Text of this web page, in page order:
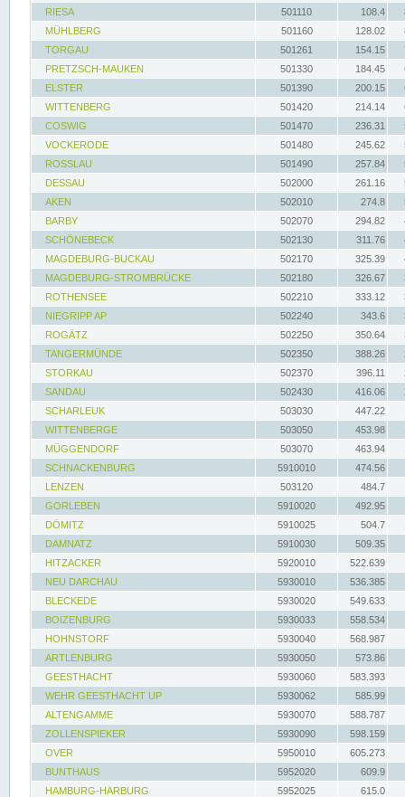
RIESA
501110 108.4
MÜHLBERG
501160 128.02
TORGAU
501261 154.15
PRETZSCH-MAUKEN
501330 184.45
ELSTER
501390 200.15
WITTENBERG
501420 214.14
COSWIG
501470 236.31
VOCKERODE
501480 245.62
ROSSLAU
501490 257.84
DESSAU
502000 261.16
AKEN
502010 274.8
BARBY
502070 294.82
SCHÖNEBECK
502130 311.76
MAGDEBURG-BUCKAU
502170 325.39
MAGDEBURG-STROMBRÜCKE
502180 326.67
ROTHENSEE
502210 333.12
NIEGRIPP AP
502240 343.6
ROGÄTZ
502250 350.64
TANGERMÜNDE
502350 388.26
STORKAU
502370 396.11
SANDAU
502430 416.06
SCHARLEUK
503030 447.22
WITTENBERGE
503050 453.98
MÜGGENDORF
503070 463.94
SCHNACKENBURG
5910010 474.56
LENZEN
503120
484.7
GORLEBEN
5910020
492.95
DÖMITZ
5910025 504.7
DAMNATZ
5910030
509.35
HITZACKER
5920010
522.639
NEU DARCHAU
5930010
536.385
BLECKEDE
5930020
549.633
BOIZENBURG
5930033
558.534
HOHNSTORF
5930040
568.987
ARTLENBURG
5930050
573.86
GEESTHACHT
5930060
583.393
WEHR GEESTHACHT UP
5930062
585.99
ALTENGAMME
5930070
588.787
ZOLLENSPIEKER
5930090
598.159
OVER
5950010
605.273
BUNTHAUS
5952020
609.9
HAMBURG-HARBURG
5952025
615.0